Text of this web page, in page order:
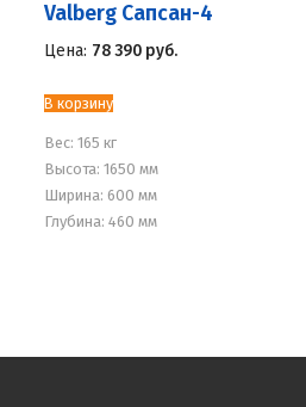
Valberg Сапсан-4
Цена: 78 390 руб.
В корзину
Вес: 165 кг
Высота: 1650 мм
Ширина: 600 мм
Глубина: 460 мм